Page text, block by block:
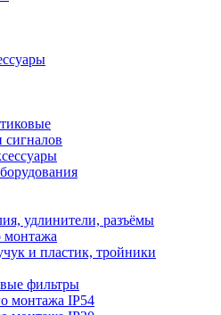
сигналов
удлинители, разъёмы
монтажа
и пластик, тройники
фильтры
монтажа IP54